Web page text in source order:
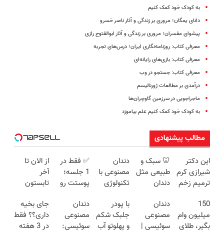
به کودک خود کمک کنیم
دانای یمگان؛ مروری بر زندگی و آثار ناصر خسرو
پیشوای مفسران؛ مروری بر زندگی و آثار ابوالفتوح رازی
معرفی کتاب: روزنامه‌نگاری ایران؛ درس‌های تجربه
معرفی کتاب: بازی‌های رایانه‌ای
معرفی کتاب: جستجو در وب
درآمدی بر مطالعات ژورنالیسم
ماجراجویی در سرزمین گاوچران‌ها
به کودک خود کمک کنیم علم بیاموزد
مطالب پیشنهادی
این دکتر
شیرازی کرم
ترمیم زخم
ساخت!!!
🦷 سبک و
طبیعی مثل
دندان
نصب آسان
و پرداخت
اقساطی 💳
دندان
مصنوعی با
تکنولوژی
سوئیسی
🇨🇭
✅ فقط در
1 جلسه؛
پوستت رو
چطور
جوون‌تر
می‌شه
از الان تا
آخر
تابستون
12کیلو
چربی
میسوزونی
150
میلیون وام
بگیر، طلای
دندان
مصنوعی
سوئیسی |
با پودر
جلبک شکم
و پهلوتو آب
دندان
مصنوعی
سوئیسی:
جای بخیه
داری؟؟ فقط
در 3 هفته